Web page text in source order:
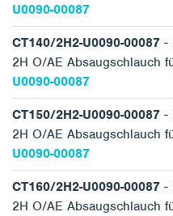
U0090-00087
CT140/2H2-U0090-00087 -
2H O/AE Absaugschlauch
U0090-00087
CT150/2H2-U0090-00087 -
2H O/AE Absaugschlauch
U0090-00087
CT160/2H2-U0090-00087 -
2H O/AE Absaugschlauch